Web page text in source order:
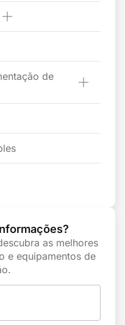
de
as melhores
e equipamentos de